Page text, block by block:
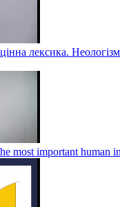
лексика.
most important human